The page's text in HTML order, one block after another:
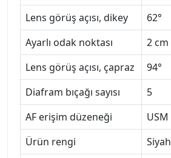
Lens görüş açısı, dikey
62°
Ayarlı odak noktası
2 cm
Lens görüş açısı, çapraz
94°
Diafram bıçağı sayısı
5
AF erişim düzeneği
USM
Ürün rengi
Siyah